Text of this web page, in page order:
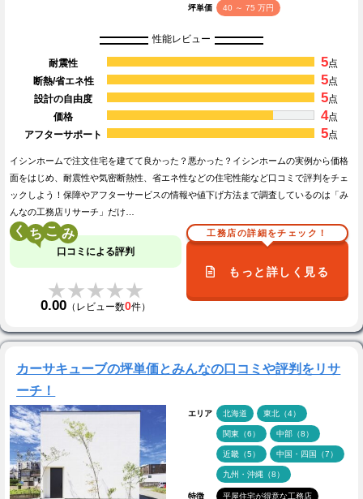
坪単価 40 ～ 75 万円
性能レビュー
耐震性 5点
断熱/省エネ性
5点
設計の自由度
5点
価格
4点
アフターサポート
5点
イシンホームで注文住宅を建てて良かった？悪かった？イシンホームの実例から価格
面をはじめ、耐震性や気密断熱性、省エネ性などの住宅性能など口コミで評判をチェ
ックしよう！保障やアフターサービスの情報や値下げ方法まで調査しているのは「み
んなの工務店リサーチ」だけ…
く こ
口コミによる評判
★★★★★
★★★★★
0.00 （レビュー数0件）
工務店の詳細をチェック！
もっと詳しく見る
カーサキューブの坪単価とみんなの口コミや評判をリサ
ーチ！
エリア 北海道 東北（4）
関東（6） 中部（8）
近畿（5） 中国・四国（7）
九州・沖縄（8）
特徴 平屋住宅が得意な工務店